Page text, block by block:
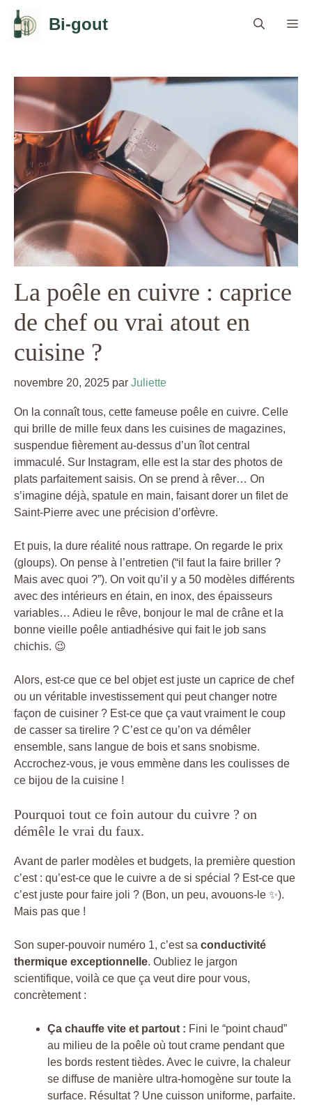
Aller
contenu
Bi-gout
La poêle en cuivre : caprice
de chef ou vrai atout en
cuisine ?
novembre 20, 2025 par Juliette
On la connaît tous, cette fameuse poêle en cuivre. Celle
qui brille de mille feux dans les cuisines de magazines,
suspendue fièrement au-dessus d’un îlot central
immaculé. Sur Instagram, elle est la star des photos de
plats parfaitement saisis. On se prend à rêver… On
s’imagine déjà, spatule en main, faisant dorer un filet de
Saint-Pierre avec une précision d’orfèvre.
Et puis, la dure réalité nous rattrape. On regarde le prix
(gloups). On pense à l’entretien (“il faut la faire briller ?
Mais avec quoi ?”). On voit qu’il y a 50 modèles différents
avec des intérieurs en étain, en inox, des épaisseurs
variables… Adieu le rêve, bonjour le mal de crâne et la
bonne vieille poêle antiadhésive qui fait le job sans
chichis. 😉
Alors, est-ce que ce bel objet est juste un caprice de chef
ou un véritable investissement qui peut changer notre
façon de cuisiner ? Est-ce que ça vaut vraiment le coup
de casser sa tirelire ? C’est ce qu’on va démêler
ensemble, sans langue de bois et sans snobisme.
Accrochez-vous, je vous emmène dans les coulisses de
ce bijou de la cuisine !
Pourquoi tout ce foin autour du cuivre ? on
démêle le vrai du faux.
Avant de parler modèles et budgets, la première question
c’est : qu’est-ce que le cuivre a de si spécial ? Est-ce que
c’est juste pour faire joli ? (Bon, un peu, avouons-le ✨).
Mais pas que !
Son super-pouvoir numéro 1, c’est sa conductivité
thermique exceptionnelle. Oubliez le jargon
scientifique, voilà ce que ça veut dire pour vous,
concrètement :
Ça chauffe vite et partout : Fini le “point chaud”
au milieu de la poêle où tout crame pendant que
les bords restent tièdes. Avec le cuivre, la chaleur
se diffuse de manière ultra-homogène sur toute la
surface. Résultat ? Une cuisson uniforme, parfaite.